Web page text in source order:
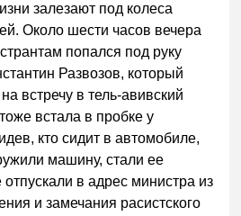
залезают под колеса
Около шести часов вечера
попался под руку
Развозов, который
встречу в тель-авивский
встала в пробке у
кто сидит в автомобиле,
машину, стали ее
отпускали в адрес министра из
и замечания расистского